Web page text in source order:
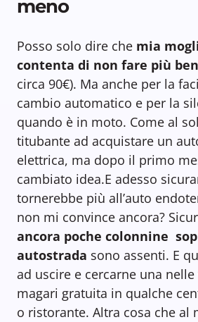
meno
Posso solo dire che mia
contenta di non fare più
circa 90€). Ma anche per la
cambio automatico e per la
quando è in moto. Come al
titubante ad acquistare un
elettrica, ma dopo il primo
cambiato idea.E adesso
tornerebbe più all’auto
non mi convince ancora?
ancora poche colonnine
autostrada sono assenti. E
ad uscire e cercarne una nelle
magari gratuita in qualche
o ristorante. Altra cosa che al